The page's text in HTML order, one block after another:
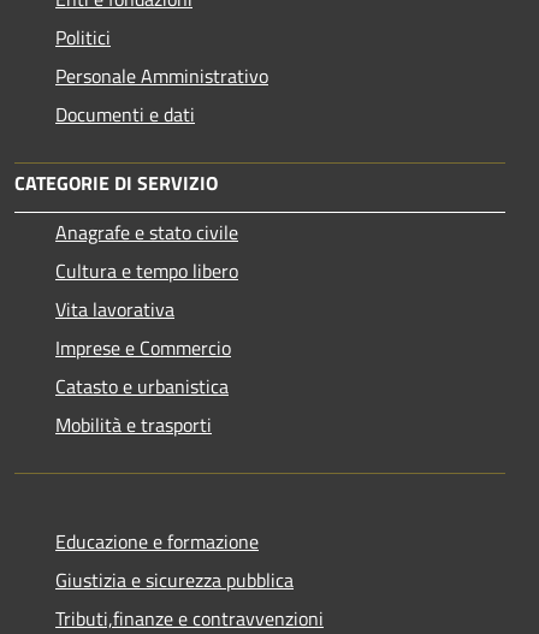
Politici
Personale Amministrativo
Documenti e dati
CATEGORIE DI SERVIZIO
Anagrafe e stato civile
Cultura e tempo libero
Vita lavorativa
Imprese e Commercio
Catasto e urbanistica
Mobilità e trasporti
Educazione e formazione
Giustizia e sicurezza pubblica
Tributi,finanze e contravvenzioni